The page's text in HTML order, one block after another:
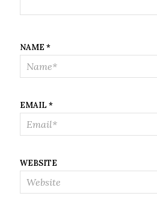
NAME *
EMAIL *
WEBSITE